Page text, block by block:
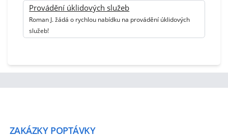
Provádění úklidových služeb
Roman J. žádá o rychlou nabídku na provádění úklidových
služeb!
ZAKÁZKY POPTÁVKY